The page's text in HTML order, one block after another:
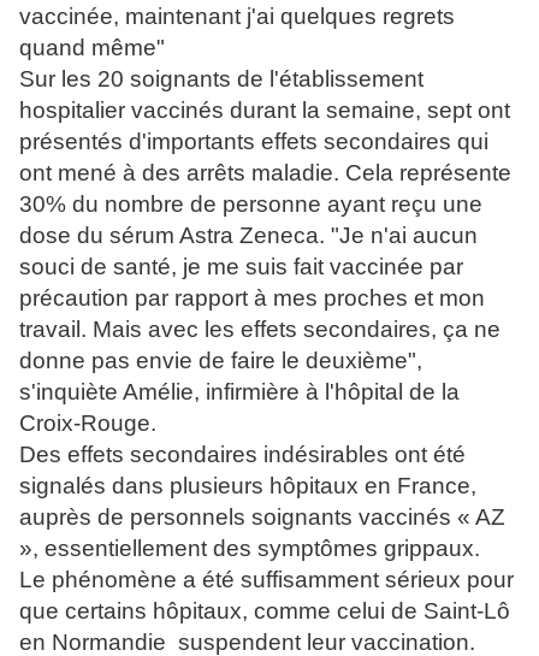
vaccinée, maintenant j'ai quelques regrets
quand même"
Sur les 20 soignants de l'établissement
hospitalier vaccinés durant la semaine, sept ont
présentés d'importants effets secondaires qui
ont mené à des arrêts maladie. Cela représente
30% du nombre de personne ayant reçu une
dose du sérum Astra Zeneca. "Je n'ai aucun
souci de santé, je me suis fait vaccinée par
précaution par rapport à mes proches et mon
travail. Mais avec les effets secondaires, ça ne
donne pas envie de faire le deuxième",
s'inquiète Amélie, infirmière à l'hôpital de la
Croix-Rouge.
Des effets secondaires indésirables ont été
signalés dans plusieurs hôpitaux en France,
auprès de personnels soignants vaccinés « AZ
», essentiellement des symptômes grippaux.
Le phénomène a été suffisamment sérieux pour
que certains hôpitaux, comme celui de Saint-Lô
en Normandie suspendent leur vaccination.